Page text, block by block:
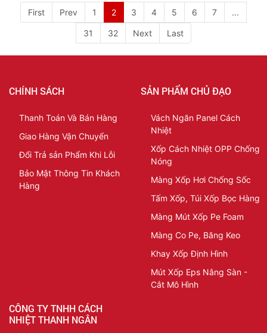
First Prev 1 2 3 4 5 6 7 ...
31 32 Next Last
CHÍNH SÁCH
Thanh Toán Và Bán Hàng
Giao Hàng Vận Chuyển
Đổi Trả sản Phẩm Khi Lỗi
Bảo Mật Thông Tin Khách
Hàng
SẢN PHẨM CHỦ ĐẠO
Vách Ngăn Panel Cách
Nhiệt
Xốp Cách Nhiệt OPP Chống
Nóng
Màng Xốp Hơi Chống Sốc
Tấm Xốp, Túi Xốp Bọc Hàng
Màng Mút Xốp Pe Foam
Màng Co Pe, Băng Keo
Khay Xốp Định Hình
Mút Xốp Eps Nâng Sàn -
Cắt Mô Hình
CÔNG TY TNHH CÁCH
NHIỆT THANH NGÂN